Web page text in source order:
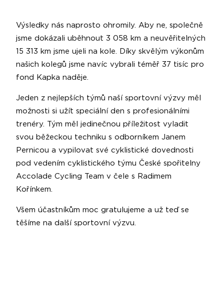
Výsledky nás naprosto ohromily. Aby ne, společně
jsme dokázali uběhnout 3 058 km a neuvěřitelných
15 313 km jsme ujeli na kole. Díky skvělým výkonům
našich kolegů jsme navíc vybrali téměř 37 tisíc pro
fond Kapka naděje.
Jeden z nejlepších týmů naší sportovní výzvy měl
možnosti si užít speciální den s profesionálními
trenéry. Tým měl jedinečnou příležitost vyladit
svou běžeckou techniku s odborníkem Janem
Pernicou a vypilovat své cyklistické dovednosti
pod vedením cyklistického týmu České spořitelny
Accolade Cycling Team v čele s Radimem
Kořínkem.
Všem účastníkům moc gratulujeme a už teď se
těšíme na další sportovní výzvu.